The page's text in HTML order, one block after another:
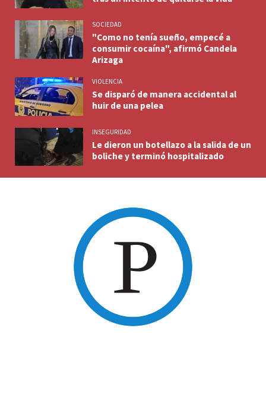
SOCIEDAD
"Como no tenía sueño, empecé a
consumir cocaína", afirmó Candela
Arizaga
VIOLENCIA
Se disparó de manera accidental al
huir de una pelea
INSEGURIDAD
Le dieron un botellazo a la salida de un
boliche y terminó hospitalizado